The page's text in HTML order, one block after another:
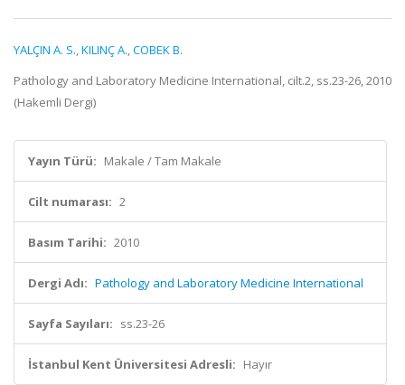
YALÇIN A. S.,KILINÇ A.,COBEK B.
Pathology and Laboratory Medicine International, cilt.2, ss.23-26, 2010
(Hakemli Dergi)
Yayın Türü: Makale / Tam Makale
Cilt numarası: 2
Basım Tarihi: 2010
Dergi Adı: Pathology and Laboratory Medicine International
Sayfa Sayıları: ss.23-26
İstanbul Kent Üniversitesi Adresli: Hayır